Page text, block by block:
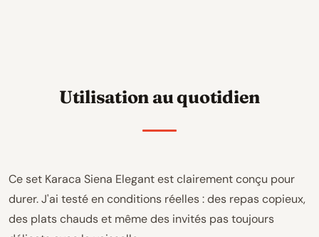
Utilisation au quotidien
Ce set Karaca Siena Elegant est clairement conçu pour
durer. J'ai testé en conditions réelles : des repas copieux,
des plats chauds et même des invités pas toujours